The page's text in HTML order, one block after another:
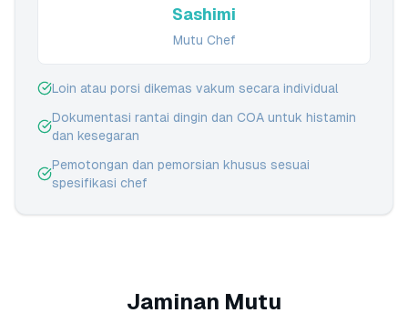
Sashimi
Mutu Chef
Loin atau porsi dikemas vakum secara individual
Dokumentasi rantai dingin dan COA untuk histamin
dan kesegaran
Pemotongan dan pemorsian khusus sesuai
spesifikasi chef
Jaminan Mutu